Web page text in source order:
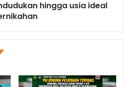
hingga usia ideal